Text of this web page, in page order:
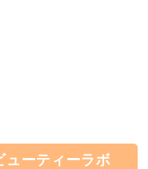
ューティーラボ